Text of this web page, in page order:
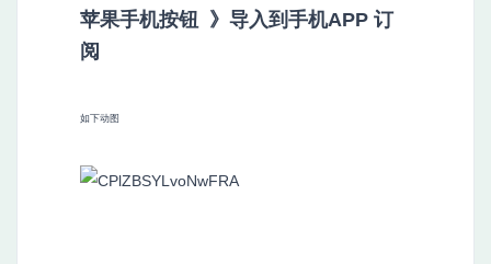
苹果手机按钮 》 导入到手机APP 订
阅
如下动图